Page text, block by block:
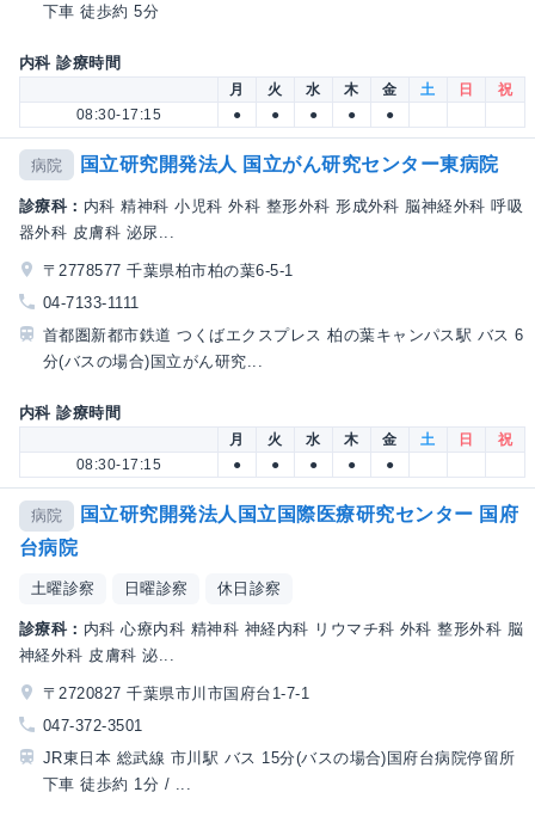
下車 徒歩約 5分
内科 診療時間
月 火 水 木 金 土 日
祝
08:30-17:15
● ● ● ● ●
病院 国立研究開発法人 国立がん研究センター東病院
診療科： 内科 精神科 小児科 外科 整形外科 形成外科 脳神経外科 呼吸
器外科 皮膚科 泌尿...
〒2778577 千葉県柏市柏の葉6-5-1
04-7133-1111
首都圏新都市鉄道 つくばエクスプレス 柏の葉キャンパス駅 バス 6
分(バスの場合)国立がん研究...
内科 診療時間
月 火 水 木 金 土 日
祝
08:30-17:15
● ● ● ● ●
病院
国立研究開発法人国立国際医療研究センター 国府
台病院
土曜診察 日曜診察 休日診察
診療科： 内科 心療内科 精神科 神経内科 リウマチ科 外科 整形外科 脳
神経外科 皮膚科 泌...
〒2720827 千葉県市川市国府台1-7-1
047-372-3501
JR東日本 総武線 市川駅 バス 15分(バスの場合)国府台病院停留所
下車 徒歩約 1分 / ...